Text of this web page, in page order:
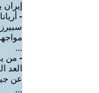
-
...
- من
العد
عن
...